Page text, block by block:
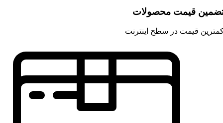
قیمت محصولات
قیمت در سطح اینترنت